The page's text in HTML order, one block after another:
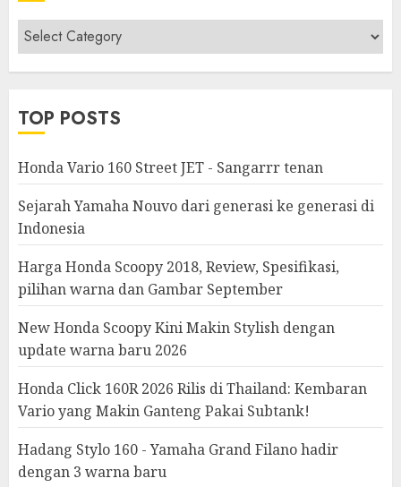
Berita
&
Modifikasi
TOP POSTS
Honda Vario 160 Street JET - Sangarrr tenan
Sejarah Yamaha Nouvo dari generasi ke generasi di
Indonesia
Harga Honda Scoopy 2018, Review, Spesifikasi,
pilihan warna dan Gambar September
New Honda Scoopy Kini Makin Stylish dengan
update warna baru 2026
Honda Click 160R 2026 Rilis di Thailand: Kembaran
Vario yang Makin Ganteng Pakai Subtank!
Hadang Stylo 160 - Yamaha Grand Filano hadir
dengan 3 warna baru